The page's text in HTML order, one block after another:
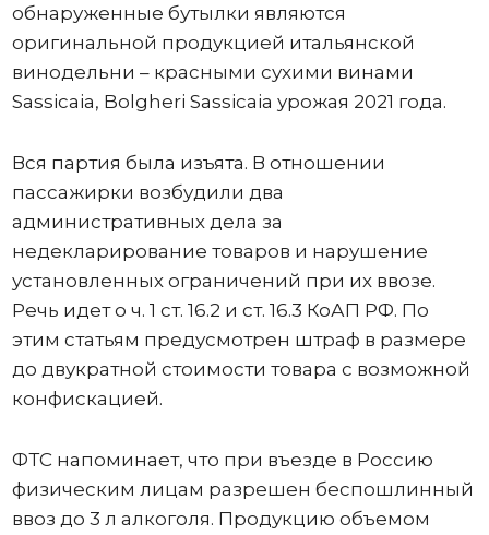
обнаруженные бутылки являются
оригинальной продукцией итальянской
винодельни – красными сухими винами
Sassicaia, Bolgheri Sassicaia урожая 2021 года.
Вся партия была изъята. В отношении
пассажирки возбудили два
административных дела за
недекларирование товаров и нарушение
установленных ограничений при их ввозе.
Речь идет о ч. 1 ст. 16.2 и ст. 16.3 КоАП РФ. По
этим статьям предусмотрен штраф в размере
до двукратной стоимости товара с возможной
конфискацией.
ФТС напоминает, что при въезде в Россию
физическим лицам разрешен беспошлинный
ввоз до 3 л алкоголя. Продукцию объемом